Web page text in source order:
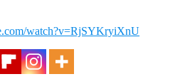
watch?v=RjSYKryiXnU